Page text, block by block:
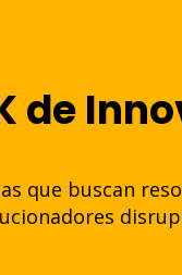
de
que buscan